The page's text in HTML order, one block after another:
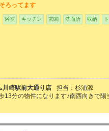
ろってます
浴室 キッチン 玄関 洗面所 収納
川崎駅前大通り店
担当：杉浦源
13分の物件になります♪南西向きで